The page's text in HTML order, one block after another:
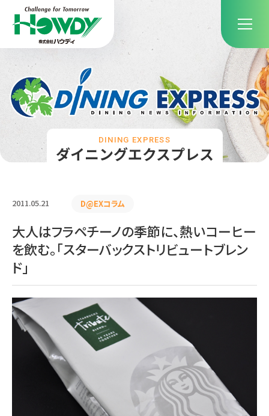
ダイニングエクスプレス
DINING EXPRESS
2011.05.21 D@EXコラム
大人はフラペチーノの季節に、熱いコーヒー
を飲む。「スターバックストリビュートブレン
ド」